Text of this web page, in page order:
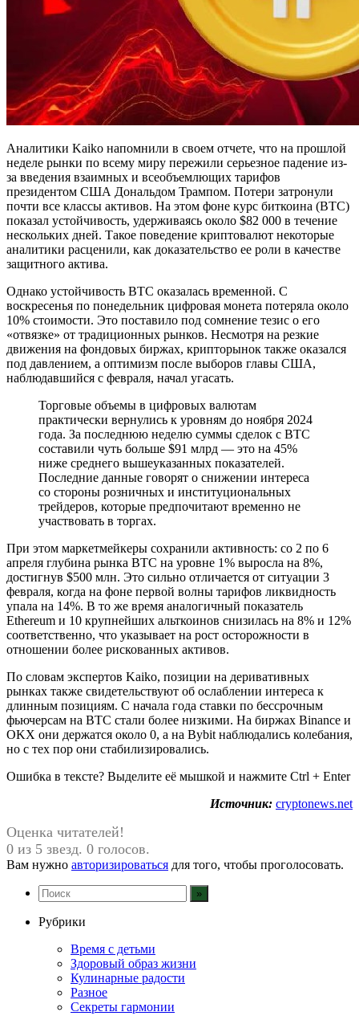
Аналитики Kaiko напомнили в своем отчете, что на прошлой
неделе рынки по всему миру пережили серьезное падение из-
за введения взаимных и всеобъемлющих тарифов
президентом США Дональдом Трампом. Потери затронули
почти все классы активов. На этом фоне курс биткоина (BTC)
показал устойчивость, удерживаясь около $82 000 в течение
нескольких дней. Такое поведение криптовалют некоторые
аналитики расценили, как доказательство ее роли в качестве
защитного актива.
Однако устойчивость BTC оказалась временной. С
воскресенья по понедельник цифровая монета потеряла около
10% стоимости. Это поставило под сомнение тезис о его
«отвязке» от традиционных рынков. Несмотря на резкие
движения на фондовых биржах, крипторынок также оказался
под давлением, а оптимизм после выборов главы США,
наблюдавшийся с февраля, начал угасать.
Торговые объемы в цифровых валютам
практически вернулись к уровням до ноября 2024
года. За последнюю неделю суммы сделок с BTC
составили чуть больше $91 млрд — это на 45%
ниже среднего вышеуказанных показателей.
Последние данные говорят о снижении интереса
со стороны розничных и институциональных
трейдеров, которые предпочитают временно не
участвовать в торгах.
При этом маркетмейкеры сохранили активность: со 2 по 6
апреля глубина рынка BTC на уровне 1% выросла на 8%,
достигнув $500 млн. Это сильно отличается от ситуации 3
февраля, когда на фоне первой волны тарифов ликвидность
упала на 14%. В то же время аналогичный показатель
Ethereum и 10 крупнейших альткоинов снизилась на 8% и 12%
соответственно, что указывает на рост осторожности в
отношении более рискованных активов.
По словам экспертов Kaiko, позиции на деривативных
рынках также свидетельствуют об ослаблении интереса к
длинным позициям. С начала года ставки по бессрочным
фьючерсам на BTC стали более низкими. На биржах Binance и
OKX они держатся около 0, а на Bybit наблюдались колебания,
но с тех пор они стабилизировались.
Ошибка в тексте? Выделите её мышкой и нажмите Ctrl + Enter
Источник: cryptonews.net
Оценка читателей!
0 из 5 звезд. 0 голосов.
Вам нужно авторизироваться для того, чтобы проголосовать.
Рубрики
Время с детьми
Здоровый образ жизни
Кулинарные радости
Разное
Секреты гармонии